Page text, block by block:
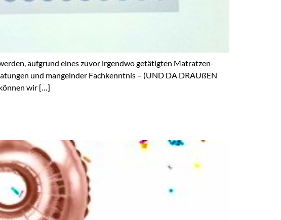
aufgrund eines zuvor irgendwo getätigten Matratzen-
und mangelnder Fachkenntnis – (UND DA DRAUßEN
wir […]